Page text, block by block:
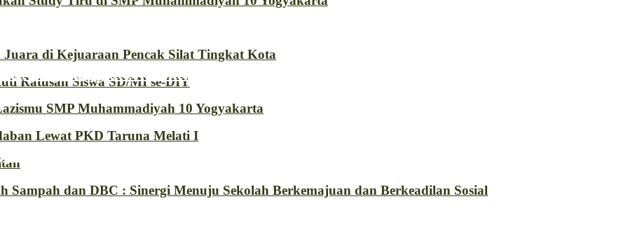
di Kejuaraan Pencak Silat Tingkat Kota
Ratusan Siswa SD/MI se-DIY
SMP Muhammadiyah 10 Yogyakarta
Lewat PKD Taruna Melati I
Sampah dan DBC : Sinergi Menuju Sekolah Berkemajuan dan Berkeadilan Sosial
10 Yogyakarta Raih Prestasi Gemilang pada TKA dan TKAD 2026
Lakukan Study Tiru di SMP Muhammadiyah 10 Yogyakarta